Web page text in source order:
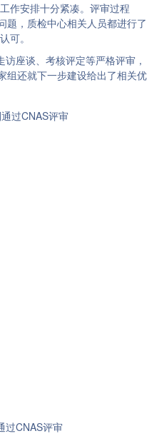
作安排十分紧凑。评审过程
题，质检中心相关人员都进行了
可。
座谈、考核评定等严格评审，
组还就下一步建设给出了相关优
过CNAS评审